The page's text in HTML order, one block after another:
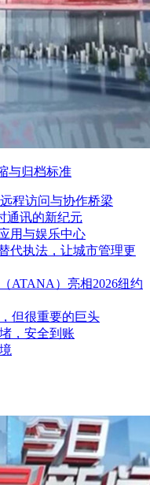
与归档标准
程访问与协作桥梁
通讯的新纪元
用与娱乐中心
代执法，让城市管理更
ATANA）亮相2026纽约
但很重要的巨头
，安全到账